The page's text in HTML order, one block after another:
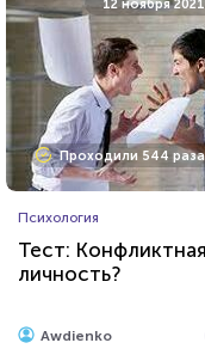
12 ноября 2021
Проходили 544 раза
Психология
Тест:
личность?
Awdienko